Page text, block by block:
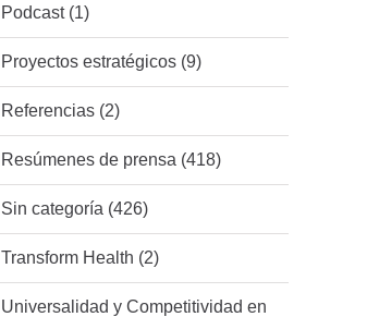
Podcast (1)
Proyectos estratégicos (9)
Referencias (2)
Resúmenes de prensa (418)
Sin categoría (426)
Transform Health (2)
Universalidad y Competitividad en